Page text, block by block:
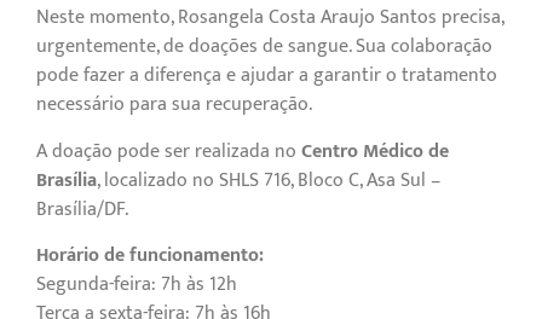
Neste momento, Rosangela Costa Araujo Santos precisa,
urgentemente, de doações de sangue. Sua colaboração
pode fazer a diferença e ajudar a garantir o tratamento
necessário para sua recuperação.
A doação pode ser realizada noCentro Médico de
Brasília, localizado no SHLS 716, Bloco C, Asa Sul –
Brasília/DF.
Horário de funcionamento:
Segunda-feira: 7h às 12h